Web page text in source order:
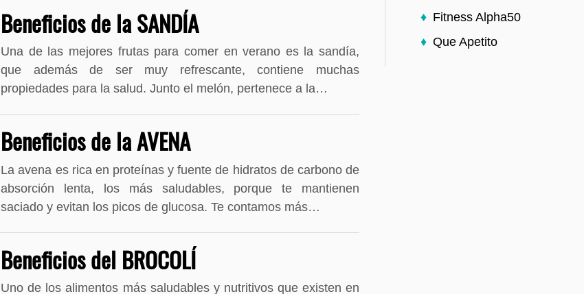
Fitness Alpha50
Que Apetito
Beneficios de la SANDÍA
Una de las mejores frutas para comer en verano es la sandía,
que además de ser muy refrescante, contiene muchas
propiedades para la salud. Junto el melón, pertenece a la…
Beneficios de la AVENA
La avena es rica en proteínas y fuente de hidratos de carbono de
absorción lenta, los más saludables, porque te mantienen
saciado y evitan los picos de glucosa. Te contamos más…
Beneficios del BROCOLÍ
Uno de los alimentos más saludables y nutritivos que existen en